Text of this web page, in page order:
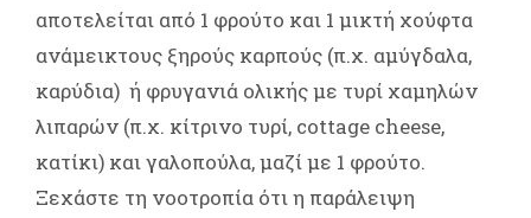
αποτελείται από 1 φρούτο και 1 μικτή χούφτα
ανάμεικτους ξηρούς καρπούς (π.χ. αμύγδαλα,
καρύδια) ή φρυγανιά ολικής με τυρί χαμηλών
λιπαρών (π.χ. κίτρινο τυρί, cottage cheese,
κατίκι) και γαλοπούλα, μαζί με 1 φρούτο.
Ξεχάστε τη νοοτροπία ότι η παράλειψη